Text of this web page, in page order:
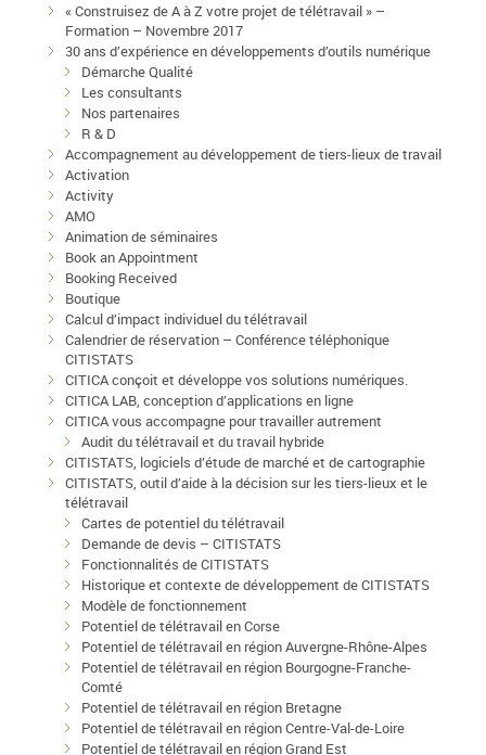
« Construisez de A à Z votre projet de télétravail » –
Formation – Novembre 2017
30 ans d’expérience en développements d’outils numérique
Démarche Qualité
Les consultants
Nos partenaires
R & D
Accompagnement au développement de tiers-lieux de travail
Activation
Activity
AMO
Animation de séminaires
Book an Appointment
Booking Received
Boutique
Calcul d’impact individuel du télétravail
Calendrier de réservation – Conférence téléphonique
CITISTATS
CITICA conçoit et développe vos solutions numériques.
CITICA LAB, conception d’applications en ligne
CITICA vous accompagne pour travailler autrement
Audit du télétravail et du travail hybride
CITISTATS, logiciels d’étude de marché et de cartographie
CITISTATS, outil d’aide à la décision sur les tiers-lieux et le
télétravail
Cartes de potentiel du télétravail
Demande de devis – CITISTATS
Fonctionnalités de CITISTATS
Historique et contexte de développement de CITISTATS
Modèle de fonctionnement
Potentiel de télétravail en Corse
Potentiel de télétravail en région Auvergne-Rhône-Alpes
Potentiel de télétravail en région Bourgogne-Franche-
Comté
Potentiel de télétravail en région Bretagne
Potentiel de télétravail en région Centre-Val-de-Loire
Potentiel de télétravail en région Grand Est